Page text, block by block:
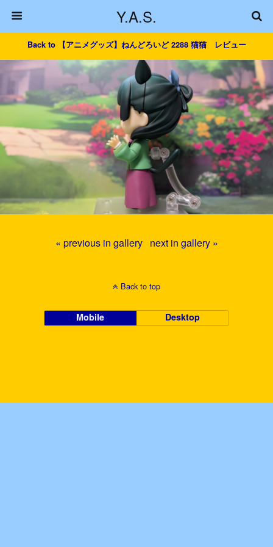
Y.A.S.
Back to 【アニメグッズ】ねんどろいど 2288 猫猫 レビュー
« previous in gallery next in gallery »
Back to top
Mobile Desktop